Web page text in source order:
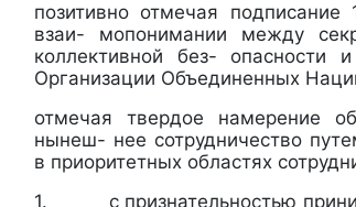
позитивно отмечая
взаи- мопонимании между
коллективной без- опасности
Организации Объединенных
отмечая твердое намерение
нынеш- нее сотрудничество
в приоритетных областях
1. с признательностью